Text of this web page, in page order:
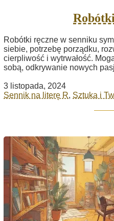
Robótki ręczne w senniku
siebie, potrzebę porządku,
cierpliwość i wytrwałość.
sobą, odkrywanie nowych
3 listopada, 2024
Sennik na literę R, Sztuka i